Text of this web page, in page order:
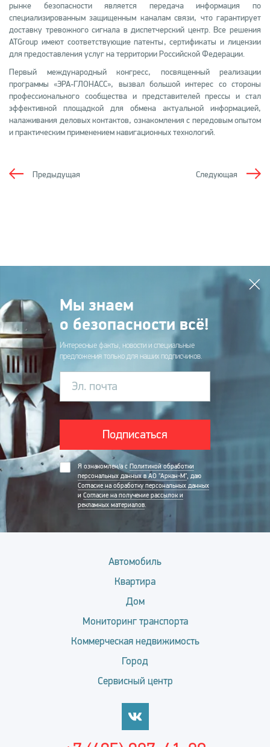
рынке безопасности является передача информация по
специализированным защищенным каналам связи, что гарантирует
доставку тревожного сигнала в диспетчерский центр. Все решения
ATGroup имеют соответствующие патенты, сертификаты и лицензии
для предоставления услуг на территории Российской Федерации.
Первый международный конгресс, посвященный реализации
программы «ЭРА-ГЛОНАСС», вызвал большой интерес со стороны
профессионального сообщества и представителей прессы и стал
эффективной площадкой для обмена актуальной информацией,
налаживания деловых контактов, ознакомления с передовым опытом
и практическим применением навигационных технологий.
Следующая
Предыдущая
Мы знаем
о безопасности всё!
Интересные факты, новости и специальные
предложения только для наших подписчиков.
Эл. почта
Подписаться
Я ознакомлен/а с Политикой обработки
персональных данных в АО "Аркан-М", даю
Согласие на обработку персональных данных
и Согласие на получение рассылок и
рекламных материалов.
Автомобиль
Квартира
Дом
Мониторинг транспорта
Коммерческая недвижимость
Город
Сервисный центр